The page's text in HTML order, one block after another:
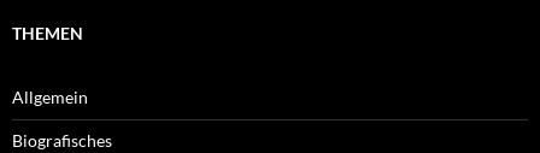
THEMEN
Allgemein
Biografisches